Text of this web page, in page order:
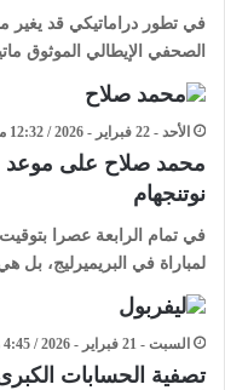
في تطور دراماتيكي قد يغير
الصحفي الإيطالي الموثوق
الأحد - 22 فبراير - 2026 / 12:32 مساءً
محمد صلاح على موعد
نوتنجهام
​في تمام الرابعة عصرا
لمباراة في البريميرليج،
السبت - 21 فبراير - 2026 / 4:45 مساءً
تصفية الحسابات